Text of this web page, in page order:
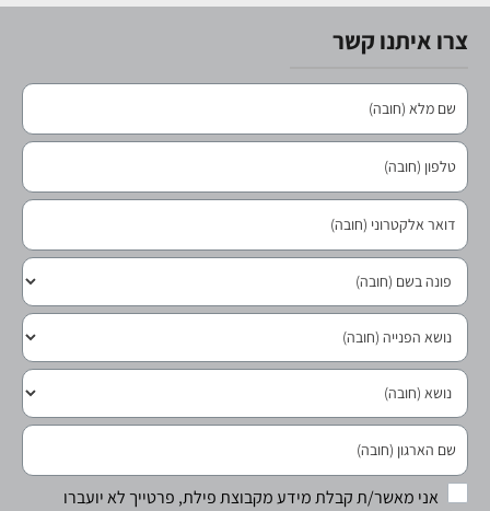
צרו איתנו קשר
אני מאשר/ת קבלת מידע מקבוצת פילת, פרטייך לא יועברו